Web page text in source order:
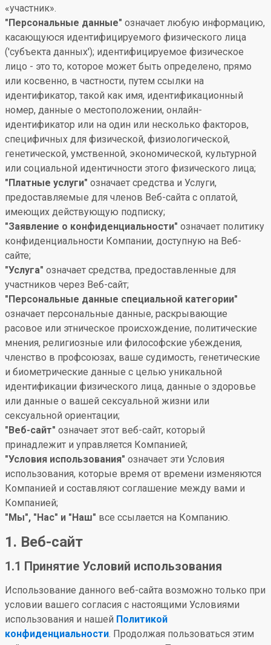
«участник».
"Персональные данные" означает любую информацию,
касающуюся идентифицируемого физического лица
('субъекта данных'); идентифицируемое физическое
лицо - это то, которое может быть определено, прямо
или косвенно, в частности, путем ссылки на
идентификатор, такой как имя, идентификационный
номер, данные о местоположении, онлайн-
идентификатор или на один или несколько факторов,
специфичных для физической, физиологической,
генетической, умственной, экономической, культурной
или социальной идентичности этого физического лица;
"Платные услуги" означает средства и Услуги,
предоставляемые для членов Веб-сайта с оплатой,
имеющих действующую подписку;
"Заявление о конфиденциальности" означает политику
конфиденциальности Компании, доступную на Веб-
сайте;
"Услуга" означает средства, предоставленные для
участников через Веб-сайт;
"Персональные данные специальной категории"
означает персональные данные, раскрывающие
расовое или этническое происхождение, политические
мнения, религиозные или философские убеждения,
членство в профсоюзах, ваше судимость, генетические
и биометрические данные с целью уникальной
идентификации физического лица, данные о здоровье
или данные о вашей сексуальной жизни или
сексуальной ориентации;
"Веб-сайт" означает этот веб-сайт, который
принадлежит и управляется Компанией;
"Условия использования" означает эти Условия
использования, которые время от времени изменяются
Компанией и составляют соглашение между вами и
Компанией;
"Мы", "Нас" и "Наш" все ссылается на Компанию.
1. Веб-сайт
1.1 Принятие Условий использования
Использование данного веб-сайта возможно только при
условии вашего согласия с настоящими Условиями
использования и нашей Политикой
конфиденциальности. Продолжая пользоваться этим